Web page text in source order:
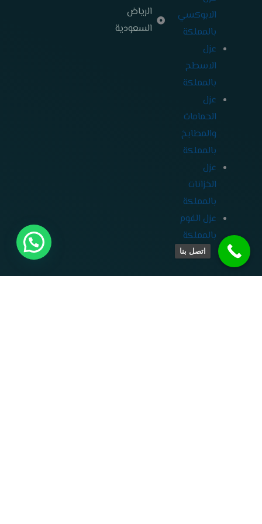
الابوكسي
بالمملكة
عزل
الاسطح
بالمملكة
عزل
الحمامات
والمطابخ
بالمملكة
عزل
الخزانات
بالمملكة
عزل الفوم
بالمملكة
الرياض
السعودية
اتصل بنا